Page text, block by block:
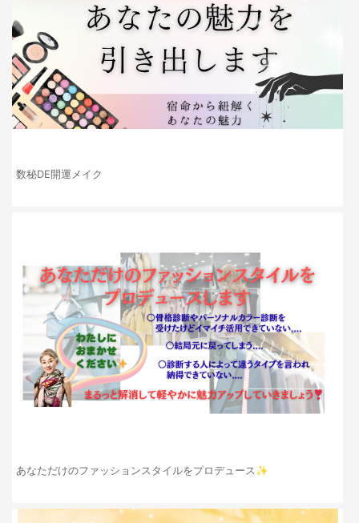
数秘DE開運メイク
あなただけのファッションスタイルをプロデュース✨